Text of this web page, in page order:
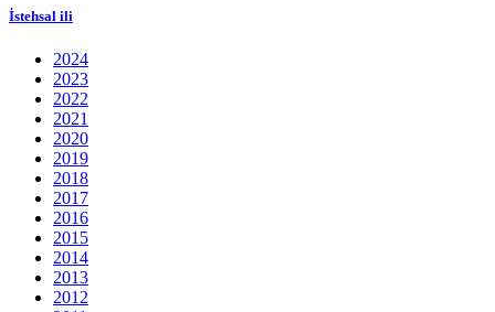
İstehsal ili
2024
2023
2022
2021
2020
2019
2018
2017
2016
2015
2014
2013
2012